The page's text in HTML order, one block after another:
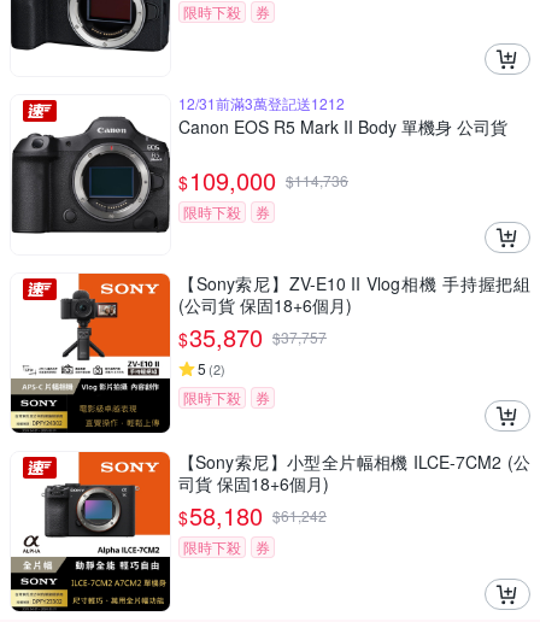
限時下殺
券
12/31前滿3萬登記送1212
Canon EOS R5 Mark II Body 單機身 公司貨
$109,000 $114,736
限時下殺
券
【Sony索尼】ZV-E10 II Vlog相機 手持握把組
(公司貨 保固18+6個月)
$35,870 $37,757
5 (2)
限時下殺 券
【Sony索尼】小型全片幅相機 ILCE-7CM2 (公
司貨 保固18+6個月)
$58,180 $61,242
限時下殺
券